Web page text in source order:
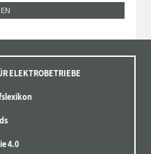
ELEKTROBETRIEBE
4.0